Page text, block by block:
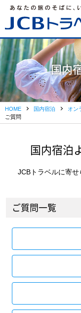
国内
HOME 国内宿泊 オン
ご質問
国内宿泊
JCBトラベルに寄せ
ご質問一覧